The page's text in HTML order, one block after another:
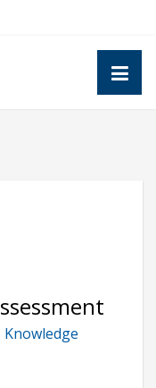
Knowledge